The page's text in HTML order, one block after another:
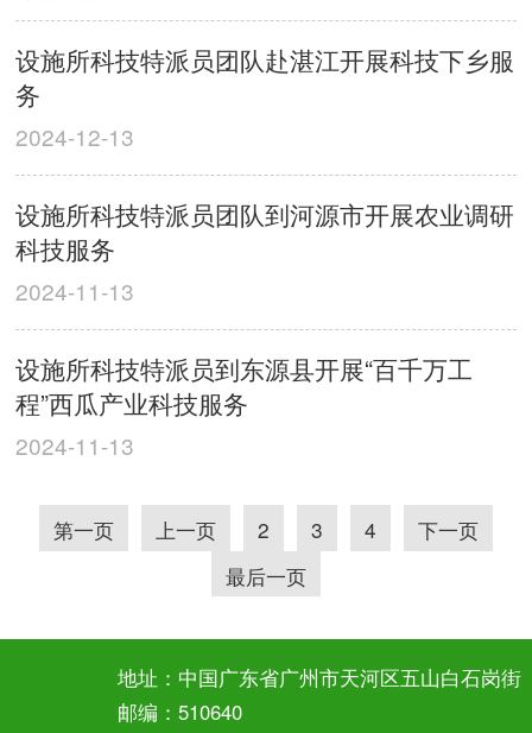
设施所科技特派员团队赴湛江开展科技下乡服
务
2024-12-13
设施所科技特派员团队到河源市开展农业调研
科技服务
2024-11-13
设施所科技特派员到东源县开展“百千万工
程”西瓜产业科技服务
2024-11-13
第一页 上一页 2 3 4
下一页
最后一页
地址：中国广东省广州市天河区五山白石岗街
邮编：510640